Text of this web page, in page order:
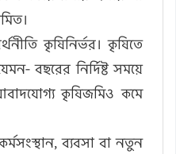
কৃষিনির্ভর। কৃষিতে
বছরের নির্দিষ্ট সময়ে
কৃষিজমিও কমে
ব্যবসা বা নতুন